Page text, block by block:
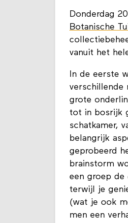
Donderdag
Botanische
vanuit het
In de eerste
verschillende
grote
tot in bosrijk
schatkamer,
belangrijk
geprobeerd
brainstorm
een groep de
terwijl je
(wat je ook
men een